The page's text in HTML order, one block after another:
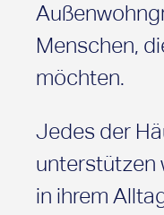
Menschen,
möchten.
Jedes der
unterstützen
in ihrem